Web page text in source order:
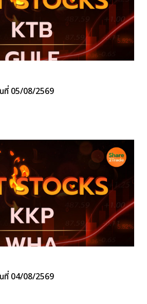
ที่ 05/08/2569
ที่ 04/08/2569